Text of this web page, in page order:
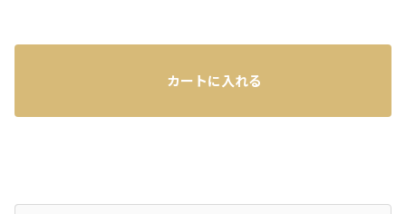
カートに入れる